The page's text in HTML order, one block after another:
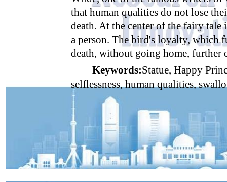
that human qualities do not lose
death. At the center of the fairy
a person. The bird's loyalty, which
death, without going home, further
Keywords:Statue, Happy
selflessness, human qualities,